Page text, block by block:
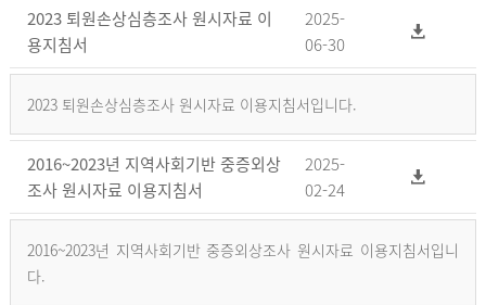
2023 퇴원손상심층조사 원시자료 이
용지침서
2025-
06-30
2023 퇴원손상심층조사 원시자료 이용지침서입니다.
2016~2023년 지역사회기반 중증외상
조사 원시자료 이용지침서
2025-
02-24
2016~2023년 지역사회기반 중증외상조사 원시자료 이용지침서입니
다.